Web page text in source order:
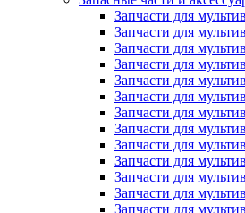
Запчасти для
Запчасти для
Запчасти для
Запчасти для
Запчасти для
Запчасти для
Запчасти для
Запчасти для
Запчасти для
Запчасти для
Запчасти для
Запчасти для
Запчасти для